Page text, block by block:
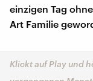
einzigen Tag
Art Familie
Klickt auf Play und